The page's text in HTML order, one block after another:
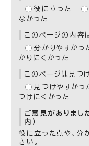
役に立った
なかった
このページの内容
分かりやすかっ
かりにくかった
このページは見つ
見つけやすかっ
つけにくかった
ご意見がありまし
内）
役に立った点や、分
さい。